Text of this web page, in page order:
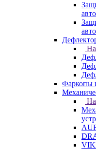
Фаркопы